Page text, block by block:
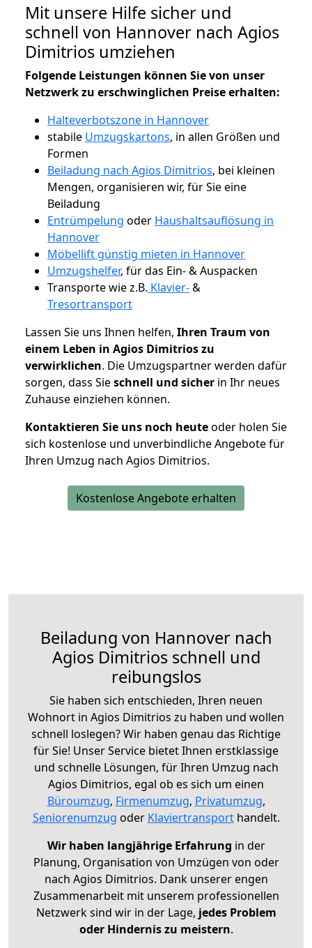
Mit unsere Hilfe sicher und
schnell von Hannover nach Agios
Dimitrios umziehen
Folgende Leistungen können Sie von unser
Netzwerk zu erschwinglichen Preise erhalten:
Halteverbotszone in Hannover
stabile Umzugskartons, in allen Größen und
Formen
Beiladung nach Agios Dimitrios, bei kleinen
Mengen, organisieren wir, für Sie eine
Beiladung
Entrümpelung oder Haushaltsauflösung in
Hannover
Möbellift günstig mieten in Hannover
Umzugshelfer, für das Ein- & Auspacken
Transporte wie z.B. Klavier-&
Tresortransport
Lassen Sie uns Ihnen helfen, Ihren Traum von
einem Leben in Agios Dimitrios zu
verwirklichen. Die Umzugspartner werden dafür
sorgen, dass Sieschnell und sicher in Ihr neues
Zuhause einziehen können.
Kontaktieren Sie uns noch heuteoder holen Sie
sich kostenlose und unverbindliche Angebote für
Ihren Umzug nach Agios Dimitrios.
Kostenlose Angebote erhalten
Beiladung von Hannover nach
Agios Dimitrios schnell und
reibungslos
Sie haben sich entschieden, Ihren neuen
Wohnort in Agios Dimitrios zu haben und wollen
schnell loslegen? Wir haben genau das Richtige
für Sie! Unser Service bietet Ihnen erstklassige
und schnelle Lösungen, für Ihren Umzug nach
Agios Dimitrios, egal ob es sich um einen
Büroumzug, Firmenumzug, Privatumzug,
Seniorenumzug oder Klaviertransporthandelt.
Wir haben langjährige Erfahrung in der
Planung, Organisation von Umzügen von oder
nach Agios Dimitrios. Dank unserer engen
Zusammenarbeit mit unserem professionellen
Netzwerk sind wir in der Lage, jedes Problem
oder Hindernis zu meistern.